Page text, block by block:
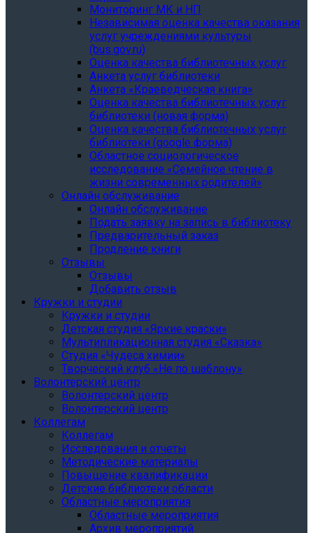
Мониторинг МК и НП
Независимая оценка качества оказания
услуг учреждениями культуры
(bus.gov.ru)
Оценка качества библиотечных услуг
Анкета услуг библиотеки
Анкета «Краеведческая книга»
Oценка качества библиотечных услуг
библиотеки (новая форма)
Oценка качества библиотечных услуг
библиотеки (google форма)
Областное социологическое
исследование «Семейное чтение в
жизни современных родителей»
Онлайн обслуживание
Онлайн обслуживание
Подать заявку на запись в библиотеку
Предварительный заказ
Продление книги
Отзывы
Отзывы
Добавить отзыв
Кружки и студии
Кружки и студии
Детская студия «Яркие краски»
Мультипликационная студия «Сказка»
Студия «Чудеса химии»
Творческий клуб «Не по шаблону»
Волонтерский центр
Волонтерский центр
Волонтерский центр
Коллегам
Коллегам
Исследования и отчеты
Методические материалы
Повышение квалификации
Детские библиотеки области
Областные мероприятия
Областные мероприятия
Архив мероприятий